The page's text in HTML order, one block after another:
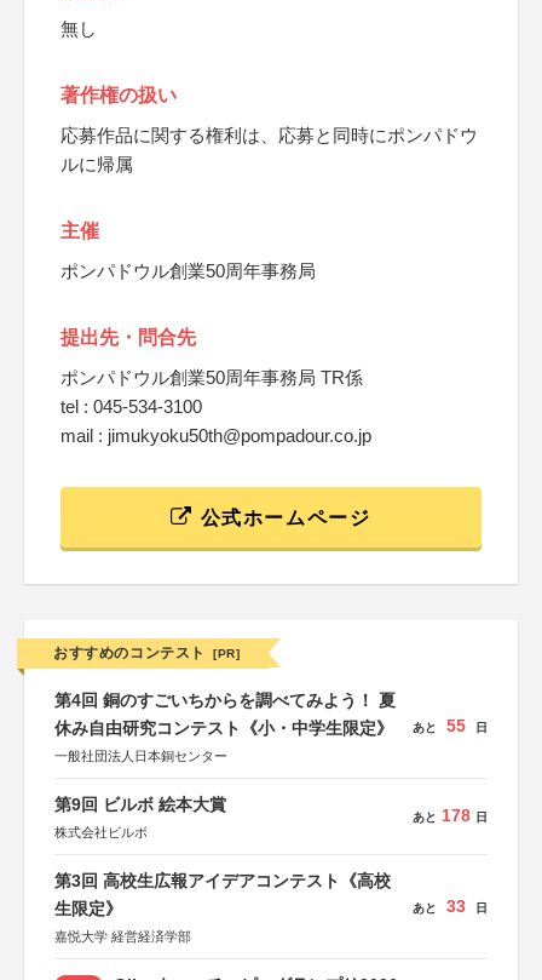
無し
著作権の扱い
応募作品に関する権利は、応募と同時にポンパドウ
ルに帰属
主催
ポンパドウル創業50周年事務局
提出先・問合先
ポンパドウル創業50周年事務局 TR係
tel : 045-534-3100
mail : jimukyoku50th@pompadour.co.jp
公式ホームページ
おすすめのコンテスト [PR]
第4回 銅のすごいちからを調べてみよう！ 夏
休み自由研究コンテスト《小・中学生限定》
一般社団法人日本銅センター
あと 55 日
第9回 ビルボ 絵本大賞
株式会社ビルボ
あと 178 日
第3回 高校生広報アイデアコンテスト《高校
生限定》
嘉悦大学 経営経済学部
あと 33 日